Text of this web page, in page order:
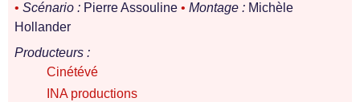
• Scénario : Pierre Assouline • Montage : Michèle
Hollander
Producteurs :
Cinétévé
INA productions